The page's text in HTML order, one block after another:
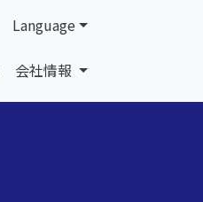
Language
会社情報